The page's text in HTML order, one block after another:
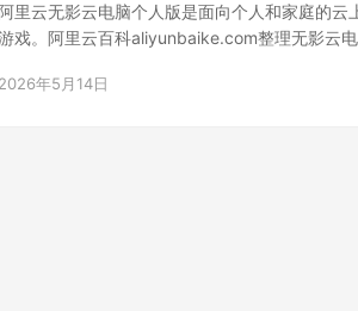
里云无影云电脑个人版是面向个人和家庭的
戏。阿里云百科aliyunbaike.com整理无影云
2026年5月14日